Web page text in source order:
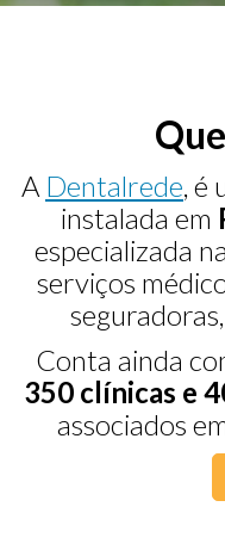
A Dentalrede, é
instalada em
especializada
serviços
Conta ainda
350 clínicas e
associados